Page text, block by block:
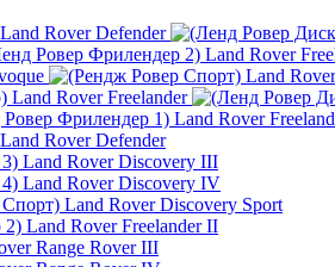
Land Rover Defender
Land Rover
Land
Land Rover Freelander
Land Rover
Land Rover Defender
Land Rover Discovery III
Land Rover Discovery IV
Land Rover Discovery Sport
Land Rover Freelander II
Range Rover III